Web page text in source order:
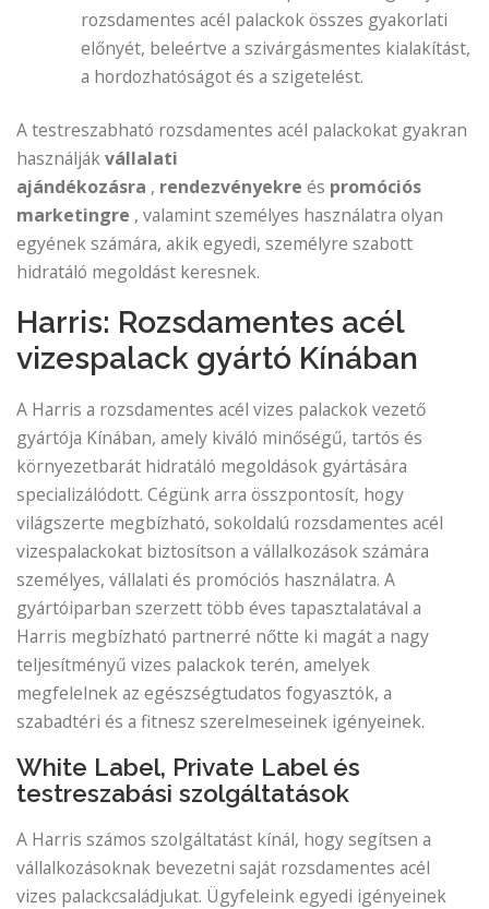
rozsdamentes acél palackok összes gyakorlati
előnyét, beleértve a szivárgásmentes kialakítást,
a hordozhatóságot és a szigetelést.
A testreszabható rozsdamentes acél palackokat gyakran
használjákvállalati
ajándékozásra , rendezvényekre és promóciós
marketingre , valamint személyes használatra olyan
egyének számára, akik egyedi, személyre szabott
hidratáló megoldást keresnek.
Harris: Rozsdamentes acél
vizespalack gyártó Kínában
A Harris a rozsdamentes acél vizes palackok vezető
gyártója Kínában, amely kiváló minőségű, tartós és
környezetbarát hidratáló megoldások gyártására
specializálódott. Cégünk arra összpontosít, hogy
világszerte megbízható, sokoldalú rozsdamentes acél
vizespalackokat biztosítson a vállalkozások számára
személyes, vállalati és promóciós használatra. A
gyártóiparban szerzett több éves tapasztalatával a
Harris megbízható partnerré nőtte ki magát a nagy
teljesítményű vizes palackok terén, amelyek
megfelelnek az egészségtudatos fogyasztók, a
szabadtéri és a fitnesz szerelmeseinek igényeinek.
White Label, Private Label és
testreszabási szolgáltatások
A Harris számos szolgáltatást kínál, hogy segítsen a
vállalkozásoknak bevezetni saját rozsdamentes acél
vizes palackcsaládjukat. Ügyfeleink egyedi igényeinek